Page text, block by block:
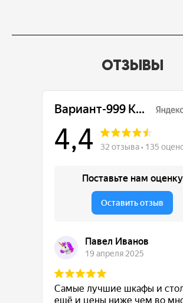
ОТЗЫВЫ